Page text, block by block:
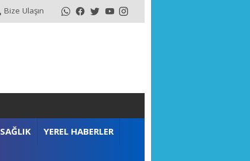
Bize Ulaşın
SAĞLIK YEREL HABERLER